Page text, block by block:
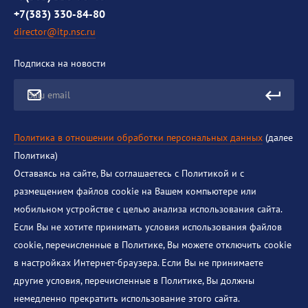
+7(383) 330-84-80
director@itp.nsc.ru
Подписка на новости
Ваш email
Политика в отношении обработки персональных данных (далее
Политика)
Оставаясь на сайте, Вы соглашаетесь с Политикой и с
размещением файлов cookie на Вашем компьютере или
мобильном устройстве с целью анализа использования сайта.
Если Вы не хотите принимать условия использования файлов
cookie, перечисленные в Политике, Вы можете отключить cookie
в настройках Интернет-браузера. Если Вы не принимаете
другие условия, перечисленные в Политике, Вы должны
немедленно прекратить использование этого сайта.